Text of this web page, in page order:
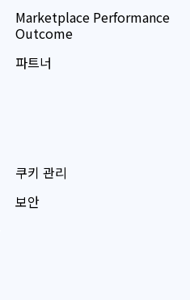
Marketplace Performance
Outcome
파트너
쿠키 관리
보안